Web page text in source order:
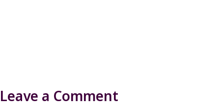
Leave a Comment